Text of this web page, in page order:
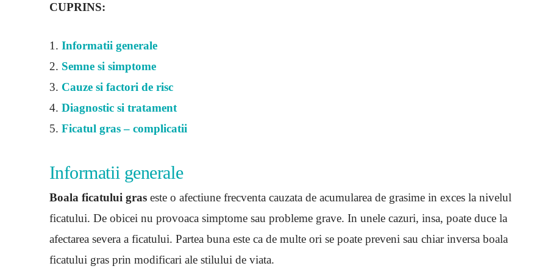
CUPRINS:
1. Informatii generale
2. Semne si simptome
3. Cauze si factori de risc
4. Diagnostic si tratament
5. Ficatul gras – complicatii
Informatii generale
Boala ficatului graseste o afectiune frecventa cauzata de acumularea de grasime in exces la nivelul
ficatului. De obicei nu provoaca simptome sau probleme grave. In unele cazuri, insa, poate duce la
afectarea severa a ficatului. Partea buna este ca de multe ori se poate preveni sau chiar inversa boala
ficatului gras prin modificari ale stilului de viata.